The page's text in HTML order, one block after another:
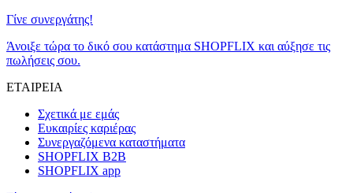
Γίνε συνεργάτης!
Άνοιξε τώρα το δικό σου κατάστημα SHOPFLIX και αύξησε τις
πωλήσεις σου.
ΕΤΑΙΡΕΙΑ
Σχετικά με εμάς
Ευκαιρίες καριέρας
Συνεργαζόμενα καταστήματα
SHOPFLIX B2B
SHOPFLIX app